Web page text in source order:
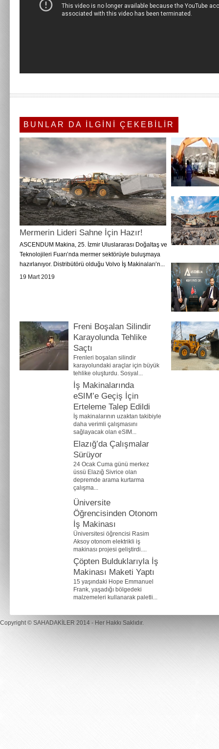
BUNLAR DA İLGİNİ ÇEKEBİLİR
Mermerin Lideri Sahne İçin Hazır!
ASCENDUM Makina, 25. İzmir Uluslararası Doğaltaş ve
Teknolojileri Fuarı’nda mermer sektörüyle buluşmaya
hazırlanıyor. Distribütörü olduğu Volvo İş Makinaları’n...
19 Mart 2019
Freni Boşalan Silindir
Karayolunda Tehlike
Saçtı
Frenleri boşalan silindir
karayolundaki araçlar için büyük
tehlike oluşturdu. Sosyal...
İş Makinalarında
eSIM’e Geçiş İçin
Erteleme Talep Edildi
İş makinalarının uzaktan takibiyle
daha verimli çalışmasını
sağlayacak olan eSIM...
Elazığ’da Çalışmalar
Sürüyor
24 Ocak Cuma günü merkez
üssü Elazığ Sivrice olan
depremde arama kurtarma
çalışma...
Üniversite
Öğrencisinden Otonom
İş Makinası
Üniversitesi öğrencisi Rasim
Aksoy otonom elektrikli iş
makinası projesi geliştirdi....
Çöpten Bulduklarıyla İş
Makinası Maketi Yaptı
15 yaşındaki Hope Emmanuel
Frank, yaşadığı bölgedeki
malzemeleri kullanarak paletli...
Copyright © SAHADAKİLER 2014 - Her Hakkı Saklıdır.